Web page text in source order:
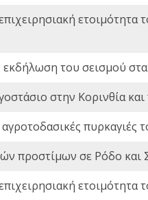
εκδήλωση του σεισμού
στην Κορινθία
αγροτοδασικές
προστίμων σε Ρόδο και